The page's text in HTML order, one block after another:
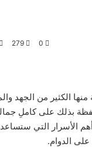
0
279
الكثير من الجهد
بذلك على كاملِ
الأسرار التي
الدوام.